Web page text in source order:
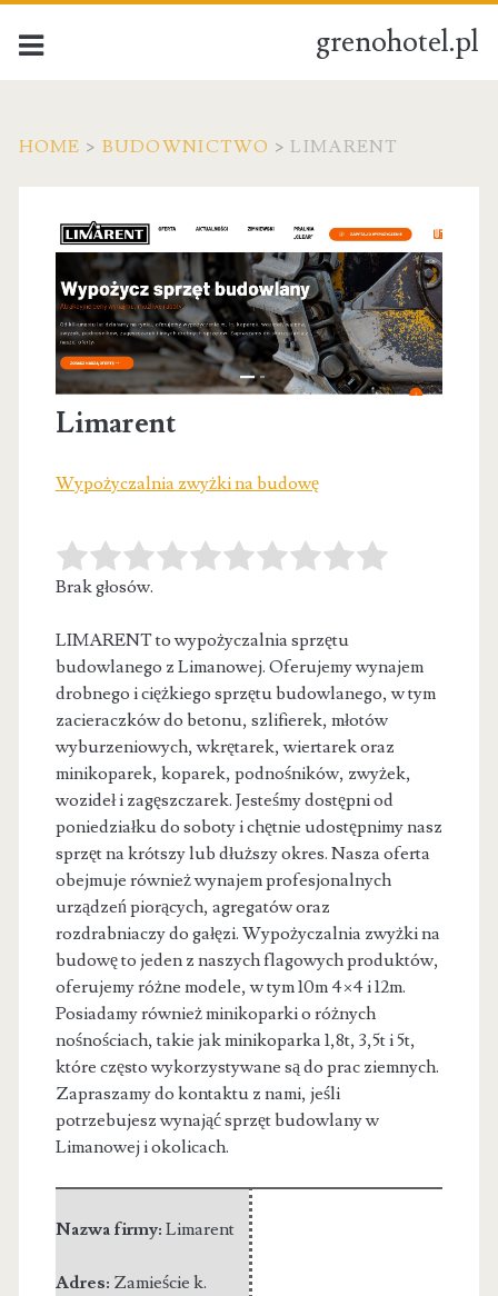
grenohotel.pl
HOME > BUDOWNICTWO >LIMARENT
Limarent
Wypożyczalnia zwyżki na budowę
Brak głosów.
LIMARENT to wypożyczalnia sprzętu
budowlanego z Limanowej. Oferujemy wynajem
drobnego i ciężkiego sprzętu budowlanego, w tym
zacieraczków do betonu, szlifierek, młotów
wyburzeniowych, wkrętarek, wiertarek oraz
minikoparek, koparek, podnośników, zwyżek,
wozideł i zagęszczarek. Jesteśmy dostępni od
poniedziałku do soboty i chętnie udostępnimy nasz
sprzęt na krótszy lub dłuższy okres. Nasza oferta
obejmuje również wynajem profesjonalnych
urządzeń piorących, agregatów oraz
rozdrabniaczy do gałęzi. Wypożyczalnia zwyżki na
budowę to jeden z naszych flagowych produktów,
oferujemy różne modele, w tym 10m 4×4 i 12m.
Posiadamy również minikoparki o różnych
nośnościach, takie jak minikoparka 1,8t, 3,5t i 5t,
które często wykorzystywane są do prac ziemnych.
Zapraszamy do kontaktu z nami, jeśli
potrzebujesz wynająć sprzęt budowlany w
Limanowej i okolicach.
Nazwa firmy: Limarent
Adres: Zamieście k.